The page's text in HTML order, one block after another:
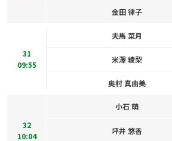
金田 律子
31
09:55
夫馬 菜月
米澤 綾梨
奥村 真由美
32
10:04
小石 萌
坪井 悠香